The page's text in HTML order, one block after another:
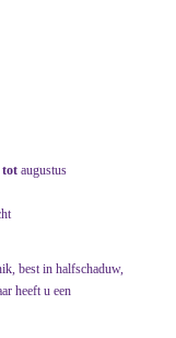
tot augustus
best in halfschaduw,
heeft u een